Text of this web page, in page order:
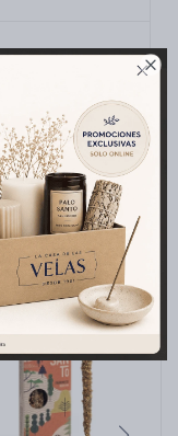

interesar